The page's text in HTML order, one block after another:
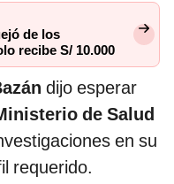
de los
recibe S/ 10.000
dijo esperar
de Salud
en su
requerido.